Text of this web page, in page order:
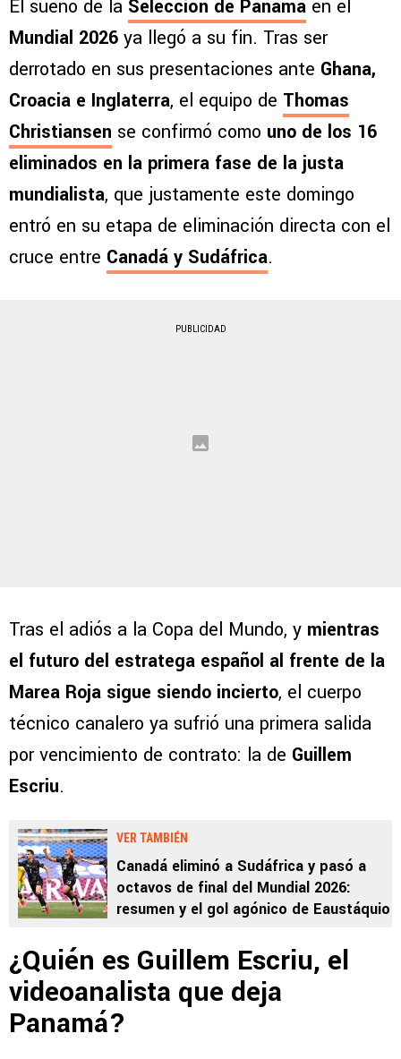
El sueño de la Selección de Panamá en el
Mundial 2026 ya llegó a su fin. Tras ser
derrotado en sus presentaciones ante Ghana,
Croacia e Inglaterra, el equipo de Thomas
Christiansen se confirmó como uno de los 16
eliminados en la primera fase de la justa
mundialista, que justamente este domingo
entró en su etapa de eliminación directa con el
cruce entre Canadá y Sudáfrica.
PUBLICIDAD
Tras el adiós a la Copa del Mundo, y mientras
el futuro del estratega español al frente de la
Marea Roja sigue siendo incierto, el cuerpo
técnico canalero ya sufrió una primera salida
por vencimiento de contrato: la de Guillem
Escriu.
VER TAMBIÉN
Canadá eliminó a Sudáfrica y pasó a
octavos de final del Mundial 2026:
resumen y el gol agónico de Eaustáquio
¿Quién es Guillem Escriu, el
videoanalista que deja
Panamá?